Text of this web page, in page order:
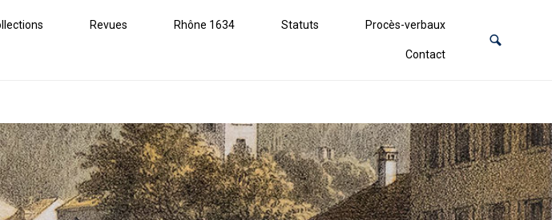
Revues Rhône 1634 Statuts Procès-verbaux
Contact